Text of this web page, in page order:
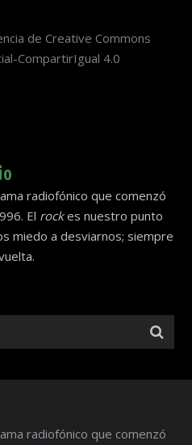
de Creative Commons
CompartirIgual 4.0
radiofónico que comenzó
El rockes nuestro punto
miedo a desviarnos; siempre
radiofónico que comenzó